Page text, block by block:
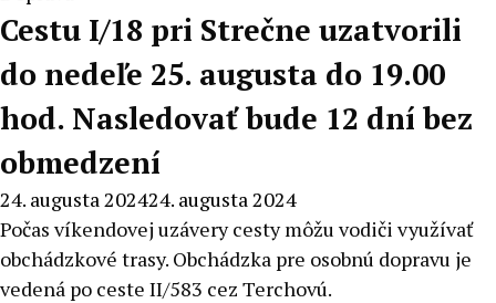
Cestu I/18 pri Strečne uzatvorili
do nedeľe 25. augusta do 19.00
hod. Nasledovať bude 12 dní bez
obmedzení
24. augusta 202424. augusta 2024
Počas víkendovej uzávery cesty môžu vodiči využívať
obchádzkové trasy. Obchádzka pre osobnú dopravu je
vedená po ceste II/583 cez Terchovú.